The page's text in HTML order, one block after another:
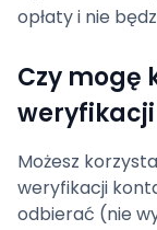
opłaty i nie
Czy mogę
Możesz
weryfikacji
odbierać (nie